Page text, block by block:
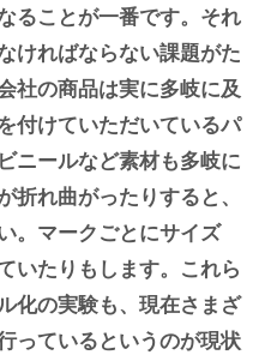
ることが一番です。それ
ければならない課題がた
社の商品は実に多岐に及
付けていただいているパ
ニールなど素材も多岐に
れ曲がったりすると、
。マークごとにサイズ
たりもします。これら
化の実験も、現在さまざ
っているというのが現状